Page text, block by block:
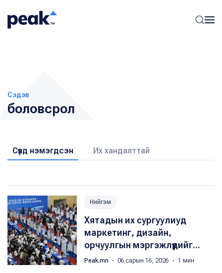
Сэдэв
боловсрол
Сүүлд нэмэгдсэн Их хандалттай
Нийгэм
Хятадын их сургуулиуд
маркетинг, дизайн,
орчуулгын мэргэжлүүдийг...
Peak.mn ・ 06 сарын 16, 2026 ・ 1 мин